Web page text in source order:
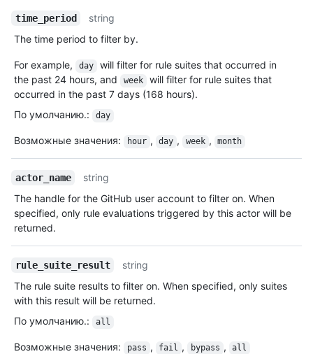
time_period
string
The time period to filter by.
For example, day
will filter for rule suites that occurred in
the past 24 hours, and
week
will filter for rule suites that
occurred in the past 7 days (168 hours).
По умолчанию.: day
Возможные значения: hour , day , week , month
actor_name
string
The handle for the GitHub user account to filter on. When
specified, only rule evaluations triggered by this actor will be
returned.
rule_suite_result
string
The rule suite results to filter on. When specified, only suites
with this result will be returned.
По умолчанию.: all
Возможные значения: pass , fail , bypass , all